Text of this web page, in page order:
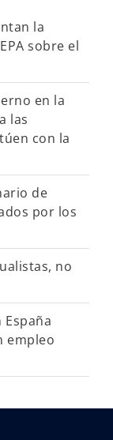
la
sobre el
en la
las
con la
de
por los
no
empleo